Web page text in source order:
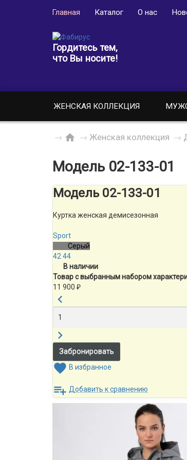
Главная Каталог О нас
Гордитесь тем,
что Вы носите!
ЖЕНСКАЯ КОЛЛЕКЦИЯ
→ → Женская коллекция →
Модель 02-133-01
Модель 02-133-01
Куртка женская демисезонная
Sport
Серый
42 44
В наличии
Товар с выбранным набором
11 900 ₽
В избранное
Добавить к сравнению